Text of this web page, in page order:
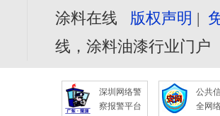
涂料在线 版权声明 |
线，涂料油漆行业门户
深圳网络警
察报警平台
公共
全网